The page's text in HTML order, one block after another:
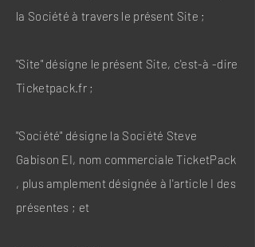
la Société à travers le présent Site ;
"Site" désigne le présent Site, c'est-à -dire
Ticketpack.fr ;
"Société" désigne la Société Steve
Gabison EI, nom commerciale TicketPack
, plus amplement désignée à l'article I des
présentes ; et